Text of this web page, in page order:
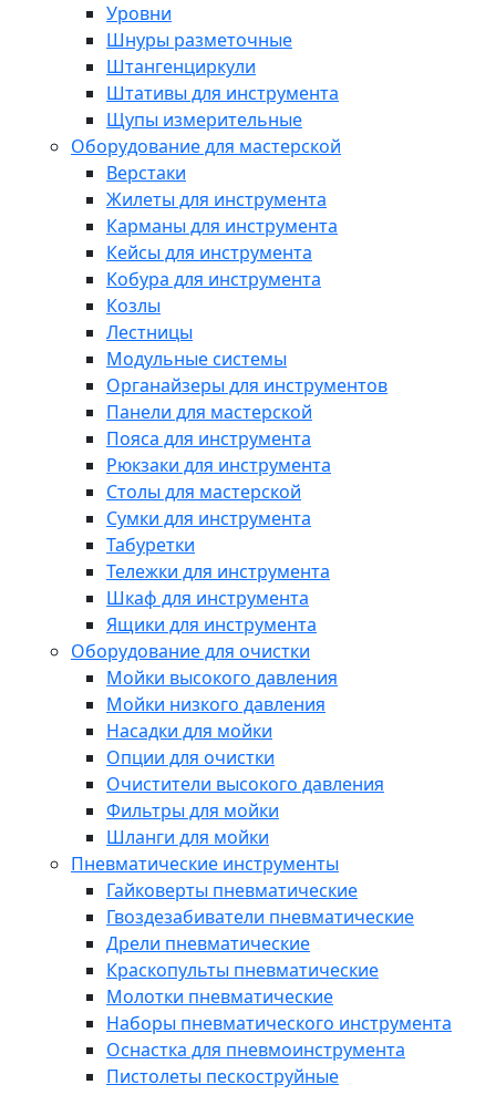
Уровни
Шнуры разметочные
Штангенциркули
Штативы для инструмента
Щупы измерительные
Оборудование для мастерской
Верстаки
Жилеты для инструмента
Карманы для инструмента
Кейсы для инструмента
Кобура для инструмента
Козлы
Лестницы
Модульные системы
Органайзеры для инструментов
Панели для мастерской
Пояса для инструмента
Рюкзаки для инструмента
Столы для мастерской
Сумки для инструмента
Табуретки
Тележки для инструмента
Шкаф для инструмента
Ящики для инструмента
Оборудование для очистки
Мойки высокого давления
Мойки низкого давления
Насадки для мойки
Опции для очистки
Очистители высокого давления
Фильтры для мойки
Шланги для мойки
Пневматические инструменты
Гайковерты пневматические
Гвоздезабиватели пневматические
Дрели пневматические
Краскопульты пневматические
Молотки пневматические
Наборы пневматического инструмента
Оснастка для пневмоинструмента
Пистолеты пескоструйные